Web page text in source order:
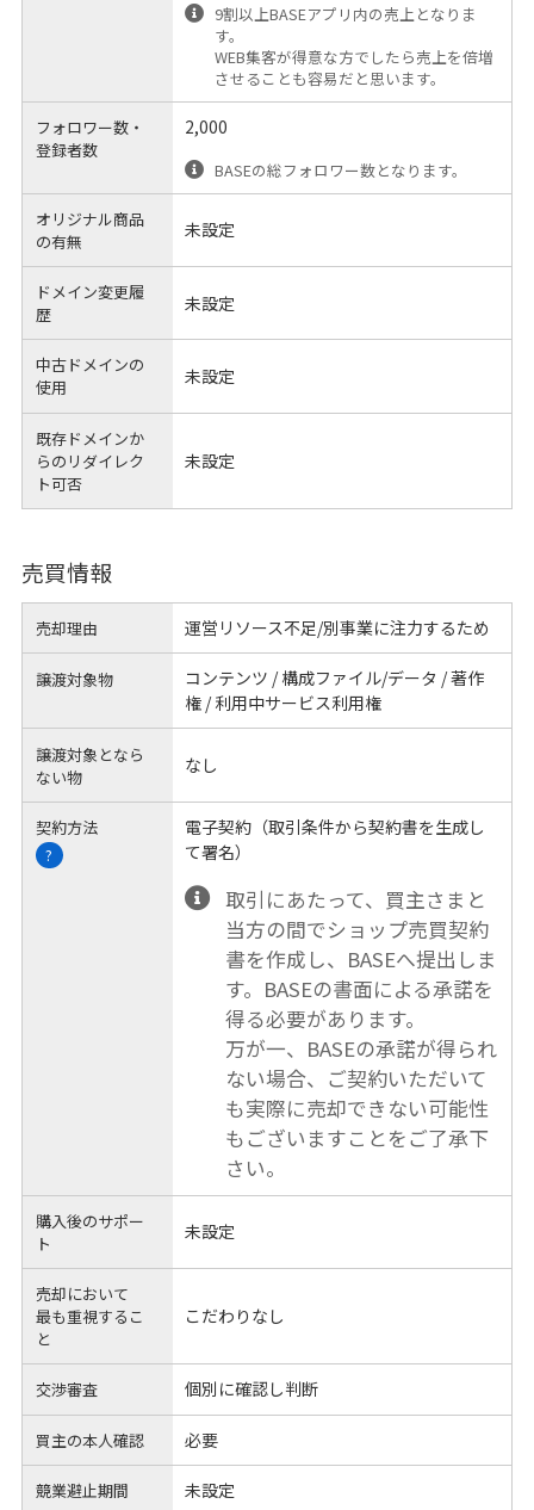
9割以上BASEアプリ内の売上となりま
す。
WEB集客が得意な方でしたら売上を倍増
させることも容易だと思います。
フォロワー数・
登録者数
2,000
BASEの総フォロワー数となります。
オリジナル商品
の有無
未設定
ドメイン変更履
歴
未設定
中古ドメインの
使用
未設定
既存ドメインか
らのリダイレク
ト可否
未設定
売買情報
売却理由 運営リソース不足/別事業に注力するため
譲渡対象物
コンテンツ / 構成ファイル/データ / 著作
権 / 利用中サービス利用権
譲渡対象となら
ない物
なし
契約方法
?
電子契約（取引条件から契約書を生成し
て署名）
取引にあたって、買主さまと
当方の間でショップ売買契約
書を作成し、BASEへ提出しま
す。BASEの書面による承諾を
得る必要があります。
万が一、BASEの承諾が得られ
ない場合、ご契約いただいて
も実際に売却できない可能性
もございますことをご了承下
さい。
購入後のサポー
ト
未設定
売却において
最も重視するこ
と
こだわりなし
交渉審査 個別に確認し判断
買主の本人確認 必要
競業避止期間 未設定